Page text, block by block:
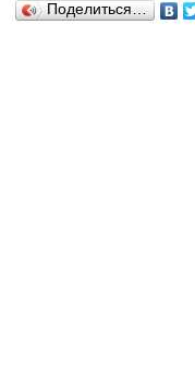
Поделиться…